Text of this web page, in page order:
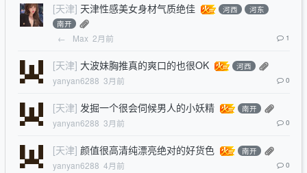
[天津] 天津性感美女身材气质绝佳 河西
河东
南开
← Max 2月前 1
[天津] 大波妹胸推真的爽口的也很OK 河西
yanyan6288 3月前 0
[天津] 发掘一个很会伺候男人的小妖精 南开
yanyan6288 3月前 0
[天津] 颜值很高清纯漂亮绝对的好货色 南开
yanyan6288 4月前 0